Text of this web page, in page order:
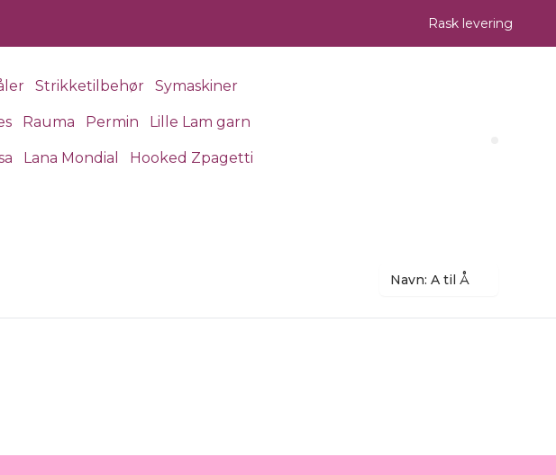
Rask levering
Strikketilbehør Symaskiner
Rauma Permin Lille Lam garn
Lana Mondial Hooked Zpagetti
Navn: A til Å